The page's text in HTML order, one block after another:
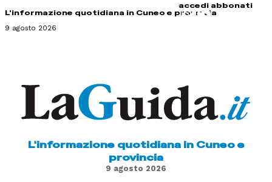
accedi abbonati
L'informazione quotidiana in Cuneo e provincia
9 agosto 2026
L'informazione quotidiana in Cuneo e
provincia
9 agosto 2026